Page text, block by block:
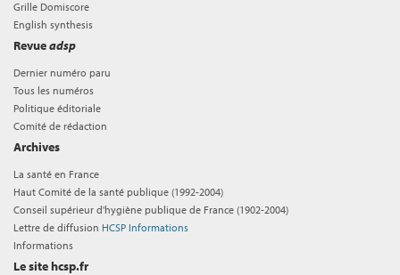
Grille Domiscore
English synthesis
Revueadsp
Dernier numéro paru
Tous les numéros
Politique éditoriale
Comité de rédaction
Archives
La santé en France
Haut Comité de la santé publique (1992-2004)
Conseil supérieur d'hygiène publique de France (1902-2004)
Lettre de diffusion HCSP Informations
Informations
Le site hcsp.fr